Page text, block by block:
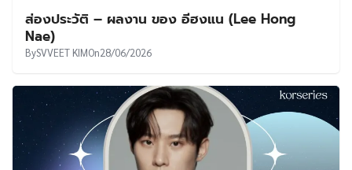
ส่องประวัติ – ผลงาน ของ อีฮงแน (Lee Hong
Nae)
BySVVEET KIMOn28/06/2026